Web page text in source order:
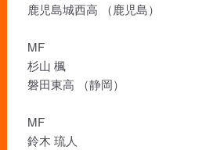
鹿児島城西高 （鹿児島）
MF
杉山 楓
磐田東高 （静岡）
MF
鈴木 琉人